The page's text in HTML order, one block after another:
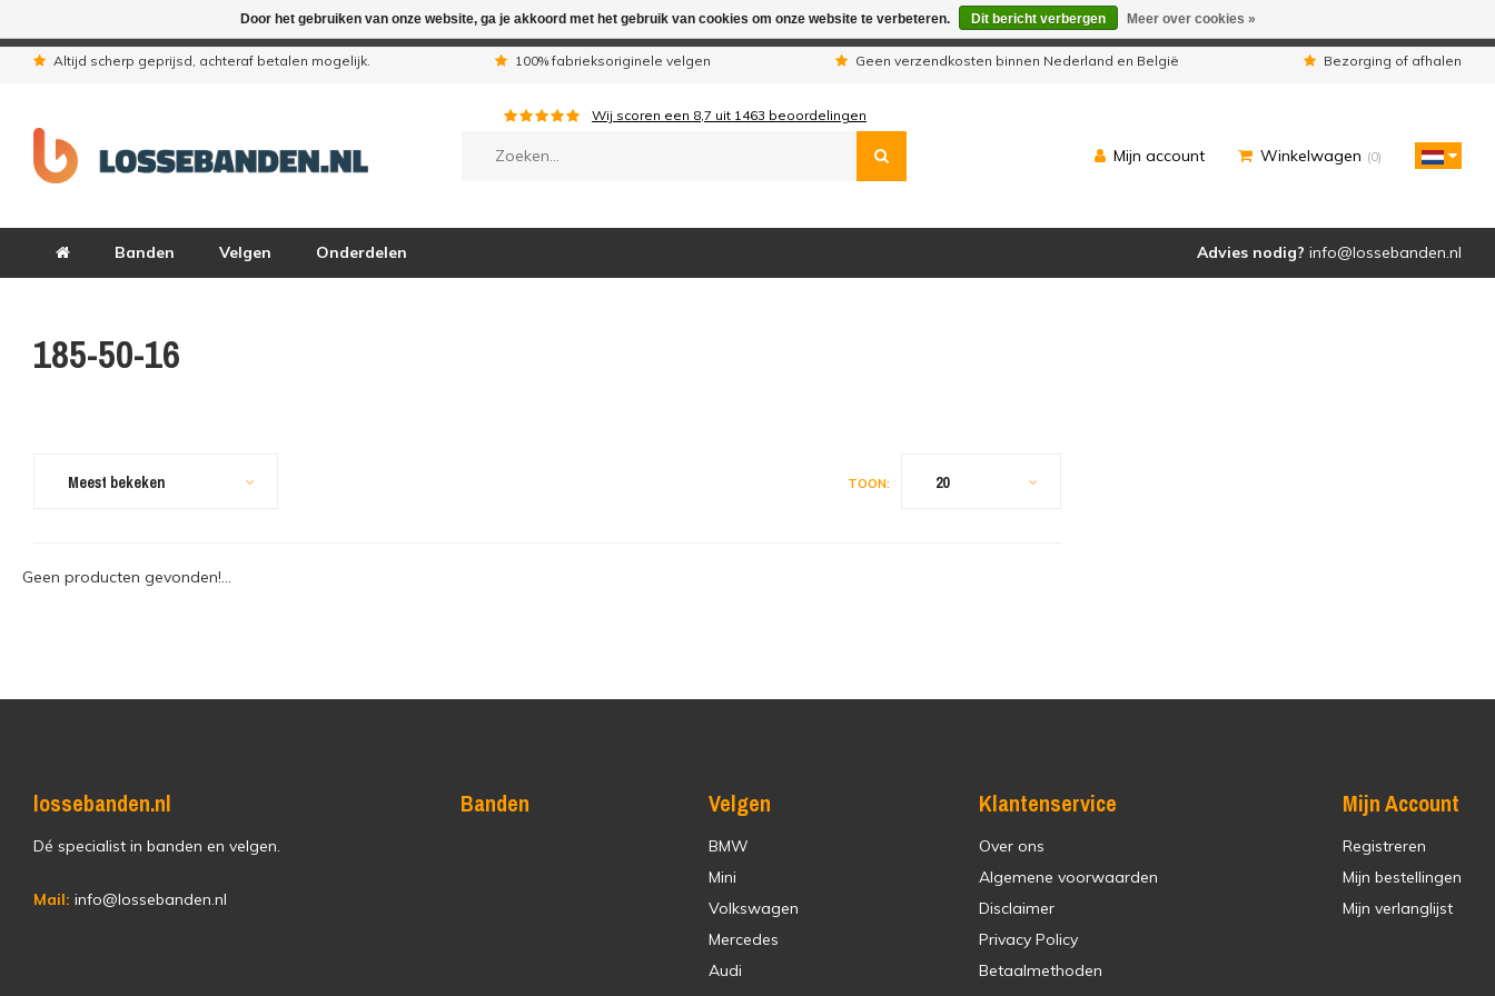
Altijd scherp geprijsd, achteraf betalen mogelijk. 100% fabrieksoriginele velgen Geen verzendkosten binnen Nederland en België Bezorging of afhalen
Wij scoren een 8,7 uit 1463 beoordelingen
Mijn account Winkelwagen (0)
Banden Velgen Onderdelen Advies nodig? info@lossebanden.nl
185-50-16
Meest bekeken TOON: 20
Geen producten gevonden!...
lossebanden.nl
Dé specialist in banden en velgen.
Mail: info@lossebanden.nl
Banden Velgen
BMW
Mini
Volkswagen
Mercedes
Audi
Klantenservice
Over ons
Algemene voorwaarden
Disclaimer
Privacy Policy
Betaalmethoden
Mijn Account
Registreren
Mijn bestellingen
Mijn verlanglijst
Door het gebruiken van onze website, ga je akkoord met het gebruik van cookies om onze website te verbeteren. Dit bericht verbergen Meer over cookies »
In verband met de zomervakantie zijn wij telefonisch niet bereikbaar. Geplaatste orders worden uitgeleverd zoals u van ons gewend bent.